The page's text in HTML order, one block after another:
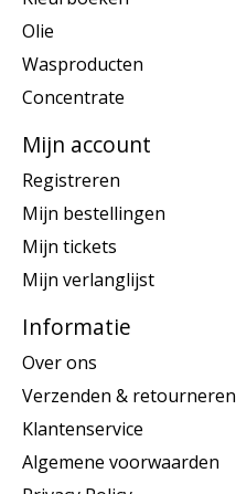
Olie
Wasproducten
Concentrate
Mijn account
Registreren
Mijn bestellingen
Mijn tickets
Mijn verlanglijst
Informatie
Over ons
Verzenden & retourneren
Klantenservice
Algemene voorwaarden